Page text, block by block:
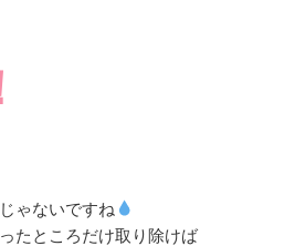
ゃないですね
たところだけ取り除けば